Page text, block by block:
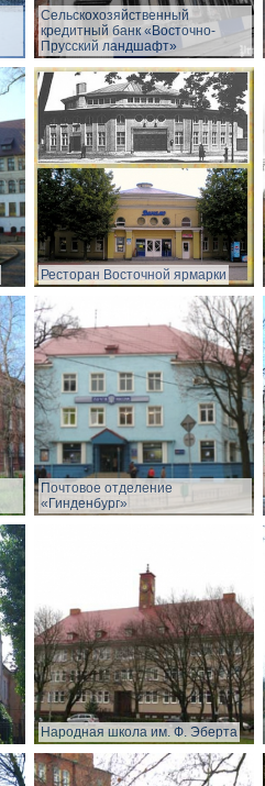
Сельскохозяйственный
кредитный банк «Восточно-
Прусский ландшафт»
Ресторан Восточной ярмарки
Почтовое отделение
«Гинденбург»
Народная школа им. Ф. Эберта